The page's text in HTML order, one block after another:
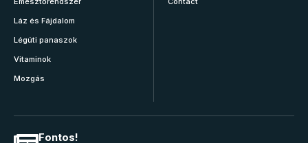
Láz és Fájdalom
Légúti panaszok
Vitaminok
Mozgás
Fontos!